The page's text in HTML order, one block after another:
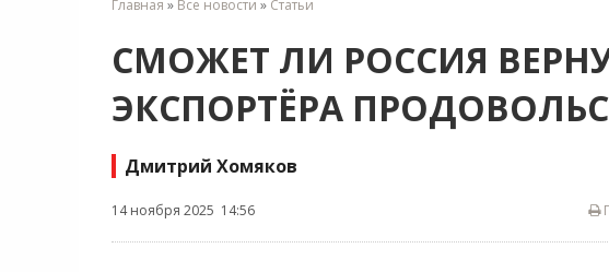
Главная » Все новости » Статьи
СМОЖЕТ ЛИ РОССИЯ
ЭКСПОРТЁРА
Дмитрий Хомяков
14 ноября 2025 14:56